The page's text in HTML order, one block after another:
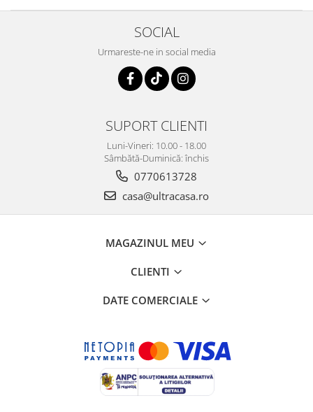
SOCIAL
Urmareste-ne in social media
SUPORT CLIENTI
Luni-Vineri: 10.00 - 18.00
Sâmbătă-Duminică: închis
0770613728
casa@ultracasa.ro
MAGAZINUL MEU
CLIENTI
DATE COMERCIALE